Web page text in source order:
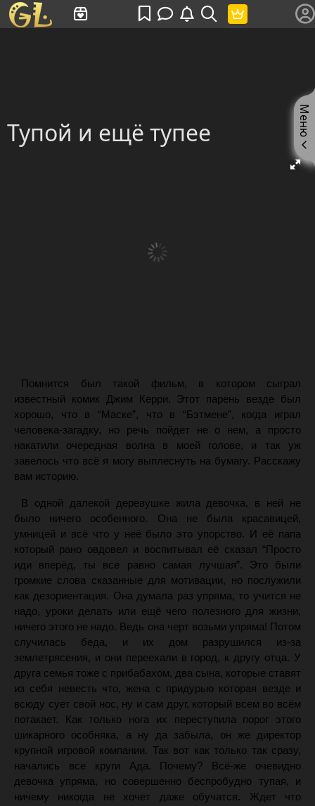
Тупой и ещё тупее
Помнится был такой фильм, в котором сыграл
известный комик Джим Керри. Этот парень везде был
хорошо, что в “Маске”, что в “Бэтмене”, когда играл
человека-загадку, но речь пойдет не о нем, а просто
накатили очередная волна в моей голове, и так уж
завелось что всё я могу выплеснуть на бумагу. Расскажу
вам историю.
В одной далекой деревушке жила девочка, в ней не
было ничего особенного. Она не была красавицей,
умницей и всё что у неё было это упорство. И её папа
который рано овдовел и воспитывал её сказал “Просто
иди вперёд, ты все равно самая лучшая”. Это были
громкие слова сказанные для мотивации, но послужили
как дезориентация. Она думала раз упряма, то учится не
надо, уроки делать или ещё чего полезного для жизни,
ничего этого не надо. Ведь она черт возьми упряма! Потом
случилась беда, и их дом разрушился из-за
землетрясения, и они переехали в город, к другу отца. У
друга семья тоже с прибабахом, два сына, которые ставят
из себя невесть что, жена с придурью которая везде и
всюду сует свой нос, ну и сам друг, который всем во всём
потакает. Как только нога их переступила порог этого
шикарного особняка, а ну да забыла, он же директор
крупной игровой компании. Так вот как только так сразу,
начались все круги Ада. Почему? Всё-же очевидно
девочка упряма, но совершенно беспробудно тупая, и
ничему никогда не хочет даже обучатся. Ждет что
Меню